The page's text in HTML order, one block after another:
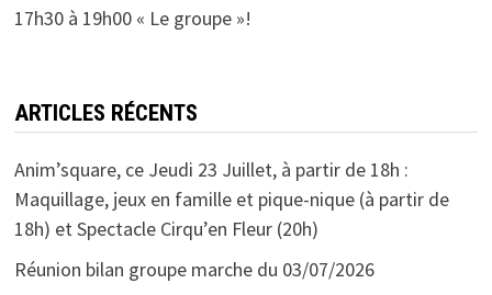
17h30 à 19h00 « Le groupe »!
ARTICLES RÉCENTS
Anim’square, ce Jeudi 23 Juillet, à partir de 18h :
Maquillage, jeux en famille et pique-nique (à partir de
18h) et Spectacle Cirqu’en Fleur (20h)
Réunion bilan groupe marche du 03/07/2026